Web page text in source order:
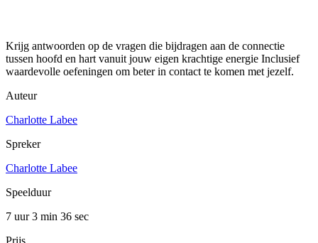
Krijg antwoorden op de vragen die bijdragen aan de connectie
tussen hoofd en hart vanuit jouw eigen krachtige energie Inclusief
waardevolle oefeningen om beter in contact te komen met jezelf.
Auteur
Charlotte Labee
Spreker
Charlotte Labee
Speelduur
7 uur 3 min 36 sec
Prijs